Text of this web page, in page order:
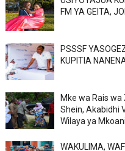
FM YA GEITA,
PSSSF
KUPITIA
Mke wa Rais
Shein, Akabidhi
Wilaya ya
WAKULIMA,